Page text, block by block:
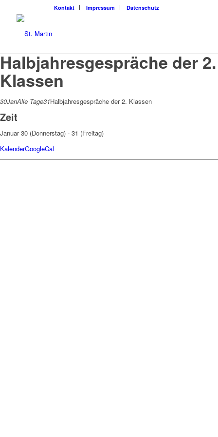
Kon­takt Impres­sum Daten­schutz
Halbjahresgespräche der 2.
Klassen
30JanAlle Tage31Halbjahresgespräche der 2. Klassen
Zeit
Januar 30 (Donnerstag) - 31 (Freitag)
KalenderGoogleCal